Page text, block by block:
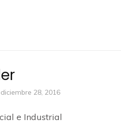
diciembre 28, 2016
e Industrial